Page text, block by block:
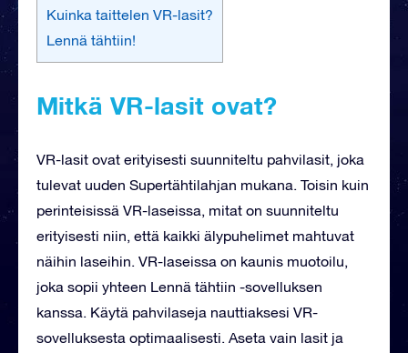
Kuinka taittelen VR-lasit?
Lennä tähtiin!
Mitkä VR-lasit ovat?
VR-lasit ovat erityisesti suunniteltu pahvilasit, joka
tulevat uuden Supertähtilahjan mukana. Toisin kuin
perinteisissä VR-laseissa, mitat on suunniteltu
erityisesti niin, että kaikki älypuhelimet mahtuvat
näihin laseihin. VR-laseissa on kaunis muotoilu,
joka sopii yhteen Lennä tähtiin -sovelluksen
kanssa. Käytä pahvilaseja nauttiaksesi VR-
sovelluksesta optimaalisesti. Aseta vain lasit ja